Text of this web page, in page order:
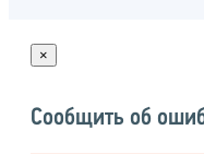
×
Сообщить об